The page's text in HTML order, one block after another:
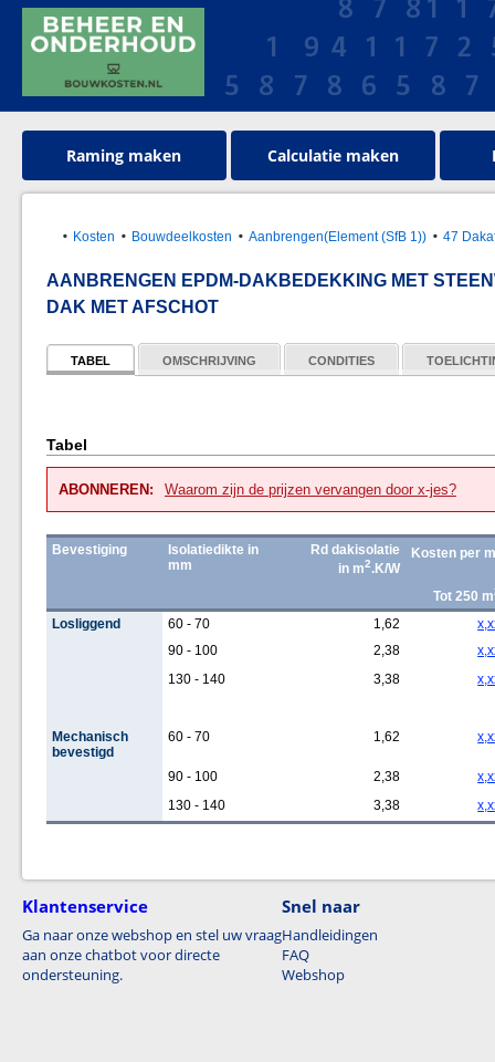
Raming maken Calculatie maken
Kosten Bouwdeelkosten Aanbrengen(Element (SfB 1)) 47
AANBRENGEN EPDM-DAKBEDEKKING MET
DAK MET AFSCHOT
TABEL OMSCHRIJVING CONDITIES
Tabel
ABONNEREN: Waarom zijn de prijzen vervangen door x-jes?
Bevestiging
Isolatiedikte in
mm
Rd dakisolatie
in m2.K/W
Kosten per m
Tot 250 m
Losliggend 60 - 70 1,62
90 - 100
2,38
130 - 140
3,38
Mechanisch
bevestigd
60 - 70 1,62
90 - 100 2,38
130 - 140
3,38
Klantenservice
Ga naar onze webshop en stel uw vraag
aan onze chatbot voor directe
ondersteuning.
Snel naar
Handleidingen
FAQ
Webshop